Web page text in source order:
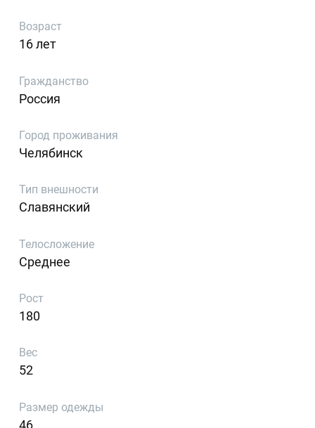
Возраст
16 лет
Гражданство
Россия
Город проживания
Челябинск
Тип внешности
Славянский
Телосложение
Среднее
Рост
180
Вес
52
Размер одежды
46